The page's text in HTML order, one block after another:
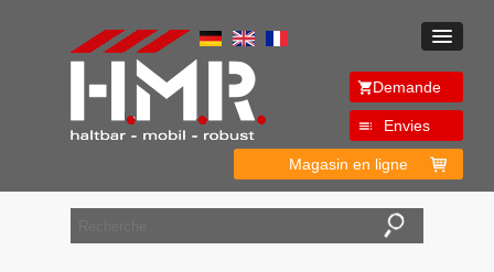
Demande
Envies
Magasin en ligne